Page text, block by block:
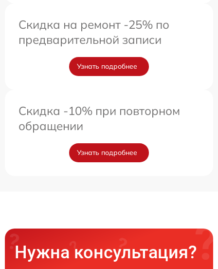
Скидка на ремонт -25% по
предварительной записи
Узнать подробнее
Скидка -10% при повторном
обращении
Узнать подробнее
Нужна консультация?